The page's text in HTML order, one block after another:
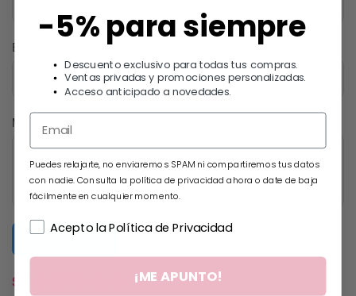
Email
Mensaje
Submit Form
SIN EXISTENCIAS
-5% para siempre
Descuento exclusivo para todas tus compras.
Ventas privadas y promociones personalizadas.
Acceso anticipado a novedades.
Puedes relajarte, no enviaremos SPAM ni compartiremos tus datos
con nadie. Consulta la política de privacidad ahora o date de baja
fácilmente en cualquier momento.
Acepto la Política de Privacidad
¡ME APUNTO!